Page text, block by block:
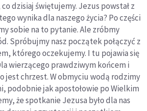
dzisiaj świętujemy. Jezus powstał z
wynika dla naszego życia? Po części
sobie na to pytanie. Ale zróbmy
Spróbujmy nasz początek połączyć z
którego oczekujemy. I tu pojawia się
wierzącego prawdziwym końcem i
jest chrzest. W obmyciu wodą rodzimy
podobnie jak apostołowie po Wielkim
że spotkanie Jezusa było dla nas